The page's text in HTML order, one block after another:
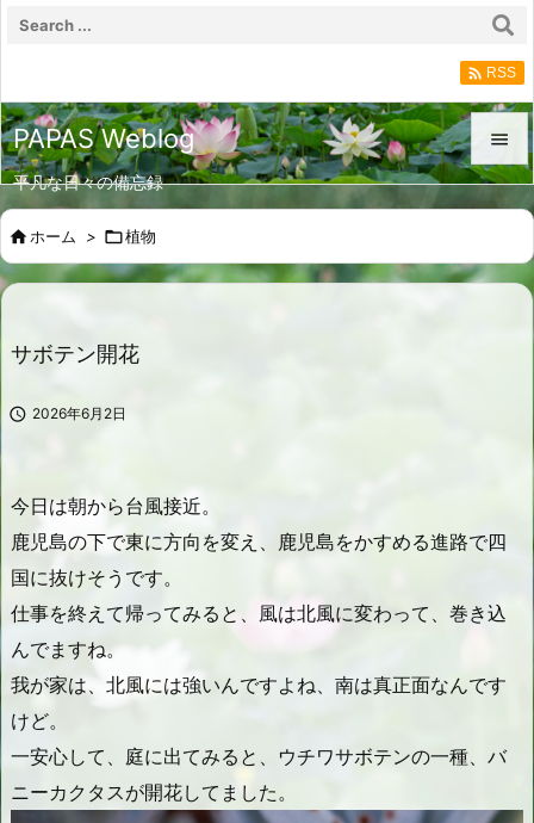
PAPAS Weblog
平凡な日々の備忘録


メニュ
サイド
 RSS
ホーム > 植物
サボテン開花
 2026年6月2日
今日は朝から台風接近。
鹿児島の下で東に方向を変え、鹿児島をかすめる進路で四
国に抜けそうです。
仕事を終えて帰ってみると、風は北風に変わって、巻き込
んでますね。
我が家は、北風には強いんですよね、南は真正面なんです
けど。
一安心して、庭に出てみると、ウチワサボテンの一種、バ
ニーカクタスが開花してました。